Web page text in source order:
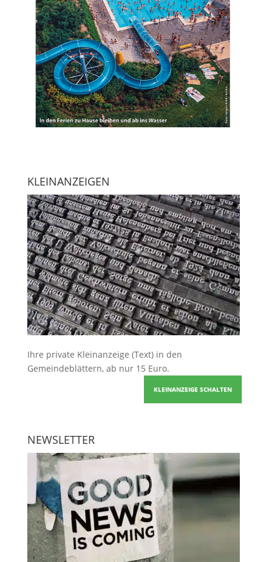
KLEINANZEIGEN
Ihre private Kleinanzeige (Text) in den
Gemeindeblättern, ab nur 15 Euro.
KLEINANZEIGE SCHALTEN
NEWSLETTER